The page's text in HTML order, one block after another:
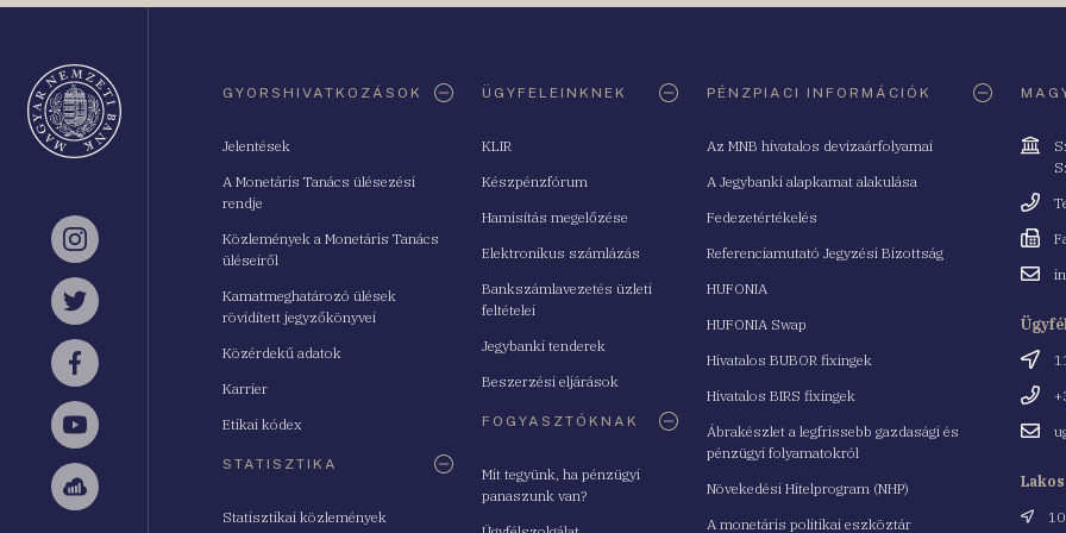
Instagram
Twitter
Facebook
YouTube
Sellsy
GYORSHIVATKOZÁSOK
Jelentések
A Monetáris Tanács ülésezési
rendje
Közlemények a Monetáris Tanács
üléseiről
Kamatmeghatározó ülések
rövidített jegyzőkönyvei
Közérdekű adatok
Karrier
Etikai kódex
STATISZTIKA
Statisztikai közlemények
ÜGYFELEINKNEK
KLIR
Készpénzfórum
Hamisítás megelőzése
Elektronikus számlázás
Bankszámlavezetés üzleti
feltételei
Jegybanki tenderek
Beszerzési eljárások
FOGYASZTÓKNAK
Mit tegyünk, ha pénzügyi
panaszunk van?
PÉNZPIACI INFORMÁCIÓK
Az MNB hivatalos devizaárfolyamai
A Jegybanki alapkamat alakulása
Fedezetértékelés
Referenciamutató Jegyzési Bizottság
HUFONIA
HUFONIA Swap
Hivatalos BUBOR fixingek
Hivatalos BIRS fixingek
Ábrakészlet a legfrissebb gazdasági és
pénzügyi folyamatokról
Növekedési Hitelprogram (NHP)
A monetáris politikai eszköztár
Cím
Fax
Email
Cím
Email
Cím